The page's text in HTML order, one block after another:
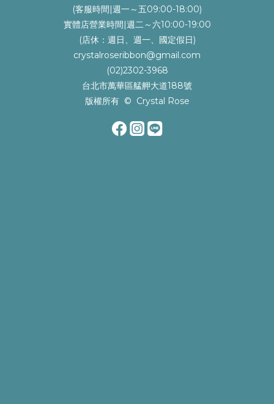
(客服時間|週一～五09:00-18:00)
實體店營業時間|週二～六10:00-19:00
(店休：週日、週一、國定假日)
crystalroseribbon@gmail.com
(02)2302-3968
台北市萬華區艋舺大道188號
版權所有 © Crystal Rose